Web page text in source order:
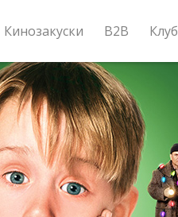
Кинозакуски B2B Клуб